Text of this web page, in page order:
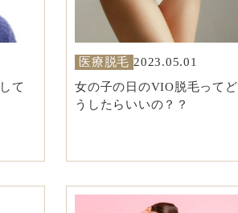
て
医療脱毛 2023.05.01
女の子の日のVIO脱毛ってど
うしたらいいの？？